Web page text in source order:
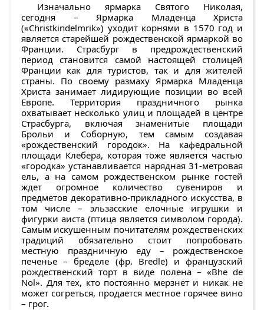
Изначально ярмарка Святого Николая,
сегодня – Ярмарка Младенца Христа
(«Christkindelmrik») уходит корнями в 1570 год и
является старейшей рождественской ярмаркой во
Франции. Страсбург в предрождественский
период становится самой настоящей столицей
Франции как для туристов, так и для жителей
страны. По своему размаху Ярмарка Младенца
Христа занимает лидирующие позиции во всей
Европе. Территория праздничного рынка
охватывает несколько улиц и площадей в центре
Страсбурга, включая знаменитые площади
Брольи и Соборную, тем самым создавая
«рождественский городок». На кафедральной
площади Клебера, которая тоже является частью
«городка» устанавливается нарядная 31-метровая
ель, а на самом рождественском рынке гостей
ждет огромное количество сувениров и
предметов декоративно-прикладного искусства, в
том числе – эльзасские елочные игрушки и
фигурки аиста (птица является символом города).
Самым искушенным почитателям рождественских
традиций обязательно стоит попробовать
местную праздничную еду – рождественское
печенье – бределе (фр. Bredle) и французский
рождественский торт в виде полена – «Bhe de
Nol». Для тех, кто постоянно мерзнет и никак не
может согреться, продается местное горячее вино
– грог.